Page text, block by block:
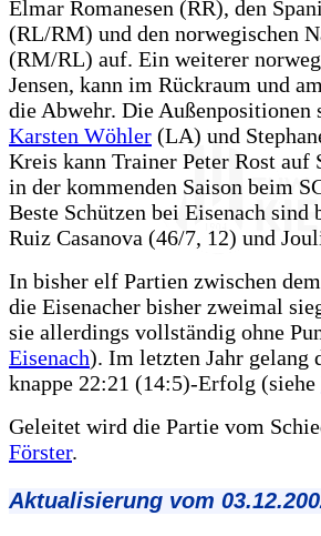
Elmar Romanesen (RR), den
(RL/RM) und den norwegischen
(RM/RL) auf. Ein weiterer
Jensen, kann im Rückraum und
die Abwehr. Die
Karsten Wöhler (LA) und
Kreis kann Trainer Peter Rost auf
in der kommenden Saison beim
Beste Schützen bei Eisenach
Ruiz Casanova (46/7, 12) und
In bisher elf Partien zwischen
die Eisenacher bisher zweimal
sie allerdings vollständig ohne
Eisenach). Im letzten Jahr gelang
knappe 22:21 (14:5)-Erfolg (siehe
Geleitet wird die Partie vom
Förster.
Aktualisierung vom